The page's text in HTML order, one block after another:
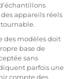
appareils réels
des modèles doit
base de
sans
parfois une
compte des